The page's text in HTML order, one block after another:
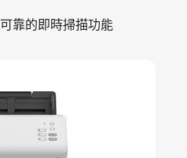
靠的即時掃描功能